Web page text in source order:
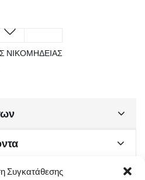
Συγκατάθεσης
ΝΙΚΟΜΗΔΕΙΑΣ